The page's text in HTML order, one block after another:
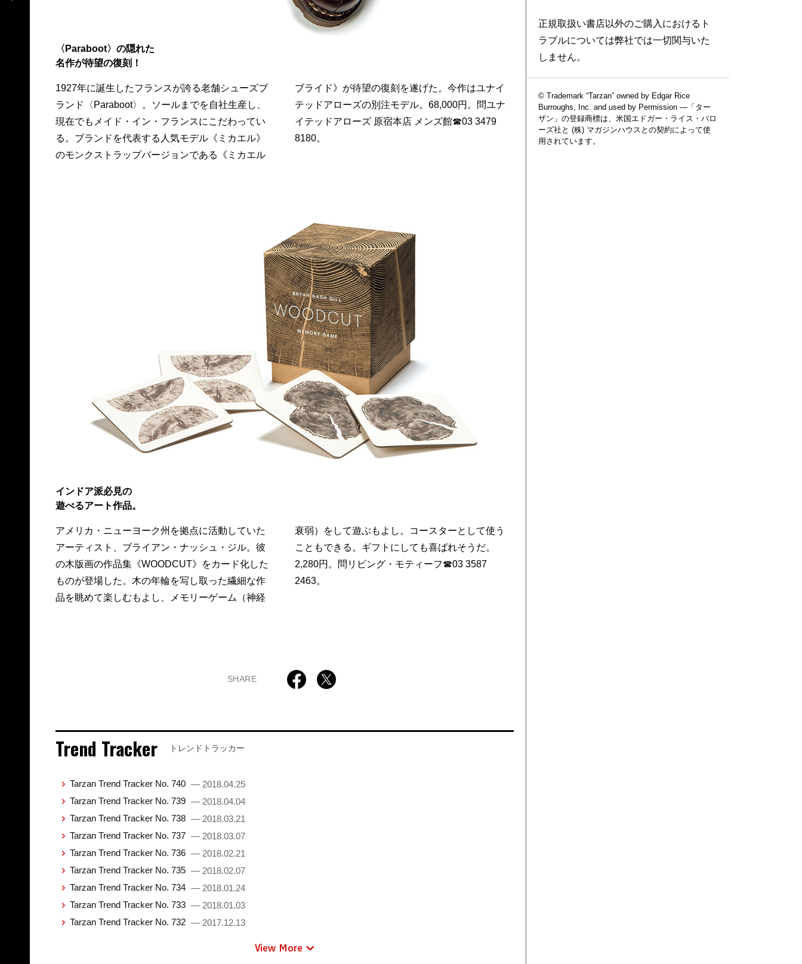
〈Paraboot〉の隠れた
名作が待望の復刻！
1927年に誕生したフランスが誇る老舗シューズブ
ランド〈Paraboot〉。ソールまでを自社生産し、
現在でもメイド・イン・フランスにこだわってい
る。ブランドを代表する人気モデル《ミカエル》
のモンクストラップバージョンである《ミカエル
ブライド》が待望の復刻を遂げた。今作はユナイ
テッドアローズの別注モデル。68,000円。問ユナ
イテッドアローズ 原宿本店 メンズ館☎03 3479
8180。
インドア派必見の
遊べるアート作品。
アメリカ・ニューヨーク州を拠点に活動していた
アーティスト、ブライアン・ナッシュ・ジル。彼
の木版画の作品集《WOODCUT》をカード化した
ものが登場した。木の年輪を写し取った繊細な作
品を眺めて楽しむもよし、メモリーゲーム（神経
衰弱）をして遊ぶもよし。コースターとして使う
こともできる。ギフトにしても喜ばれそうだ。
2,280円。問リビング・モティーフ☎03 3587
2463。
SHARE
Trend Tracker トレンドトラッカー
Tarzan Trend Tracker No. 740 — 2018.04.25
Tarzan Trend Tracker No. 739 — 2018.04.04
Tarzan Trend Tracker No. 738 — 2018.03.21
Tarzan Trend Tracker No. 737 — 2018.03.07
Tarzan Trend Tracker No. 736 — 2018.02.21
Tarzan Trend Tracker No. 735 — 2018.02.07
Tarzan Trend Tracker No. 734 — 2018.01.24
Tarzan Trend Tracker No. 733 — 2018.01.03
Tarzan Trend Tracker No. 732 — 2017.12.13
View More
正規取扱い書店以外のご購入におけるト
ラブルについては弊社では一切関与いた
しません。
© Trademark “Tarzan” owned by Edgar Rice
Burroughs, Inc. and used by Permission —「ター
ザン」の登録商標は、米国エドガー・ライス・バロ
ーズ社と (株) マガジンハウスとの契約によって使
用されています。